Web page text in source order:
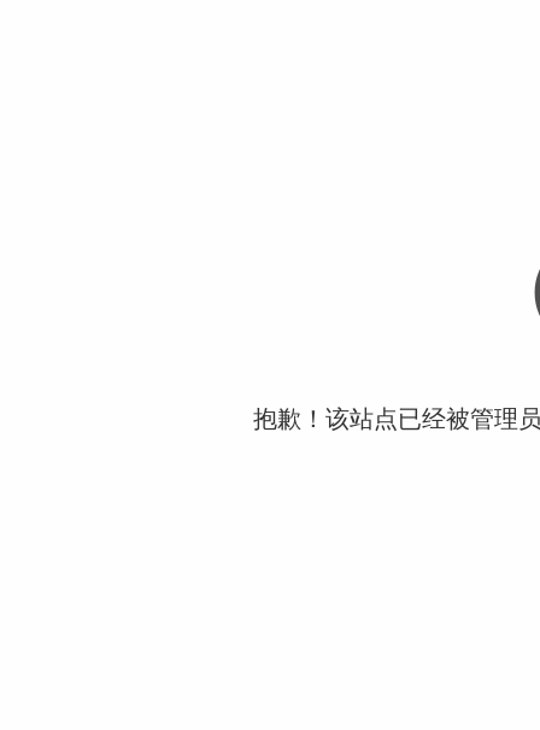
抱歉！该站点已经被管理